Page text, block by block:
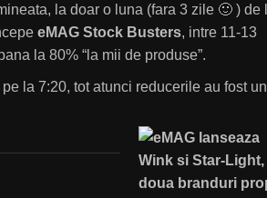
la doar o luna (fara 3 zile 🙂 ) de
eMAG Stock Busters, intre 11-13
la 80% “la mii de produse”.
la 7:20, tot atunci reducerile au fost un